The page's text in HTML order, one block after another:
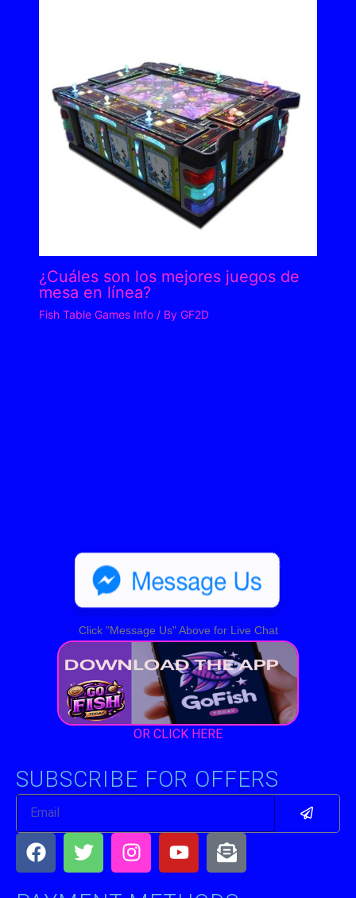
¿Cuáles son los mejores juegos de
mesa en línea?
Fish Table Games Info/ By GF2D
Click "Message Us" Above for Live Chat
OR CLICK HERE
SUBSCRIBE FOR OFFERS
Email Submit
Facebook
TwitterInstagram
YoutubeEnvelope-
open-